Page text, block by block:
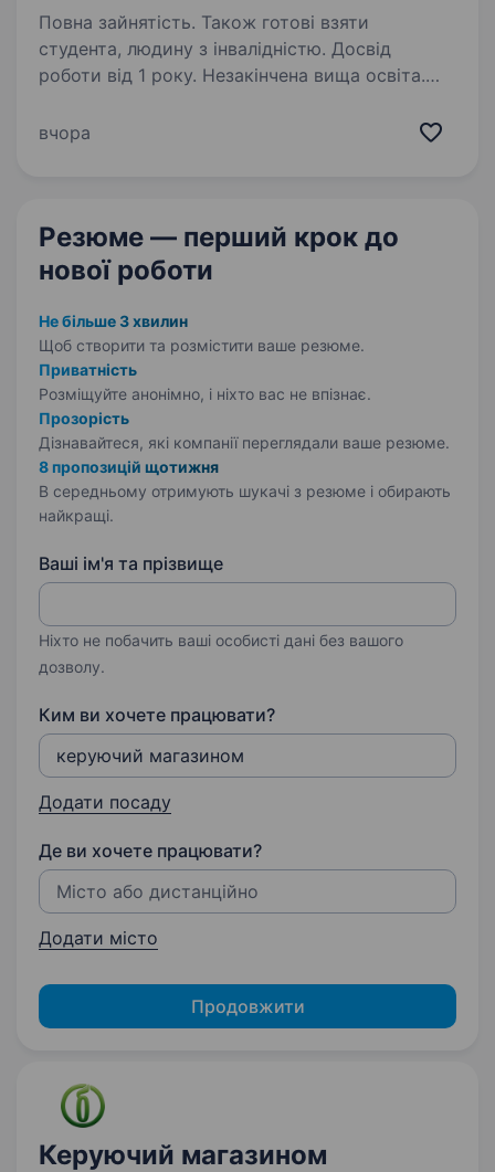
Повна зайнятість. Також готові взяти
студента, людину з інвалідністю. Досвід
роботи від 1 року. Незакінчена вища освіта.
Group і один із найшвидше зростаючих. Перші
магазинами…
вчора
Резюме — перший крок до
нової роботи
Не більше 3 хвилин
Щоб створити та розмістити ваше резюме.
Приватність
Розміщуйте анонімно, і ніхто вас не впізнає.
Прозорість
Дізнавайтеся, які компанії переглядали ваше резюме.
8 пропозицій щотижня
В середньому отримують шукачі з резюме і обирають
найкращі.
Ваші ім'я та прізвище
Ніхто не побачить ваші особисті дані без вашого
дозволу.
Ким ви хочете працювати?
Додати посаду
Де ви хочете працювати?
Додати місто
Продовжити
Керуючий магазином